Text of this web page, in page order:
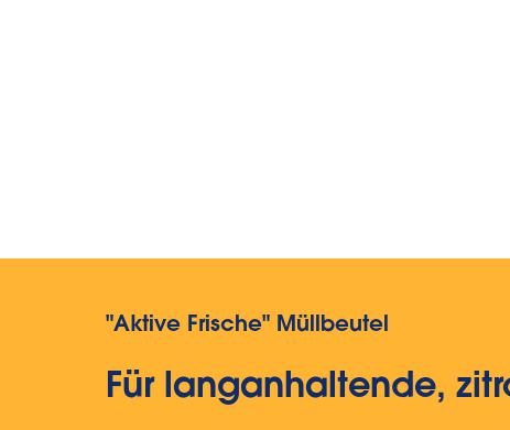
"Aktive Frische" Müllbeutel
Für langanhaltende,